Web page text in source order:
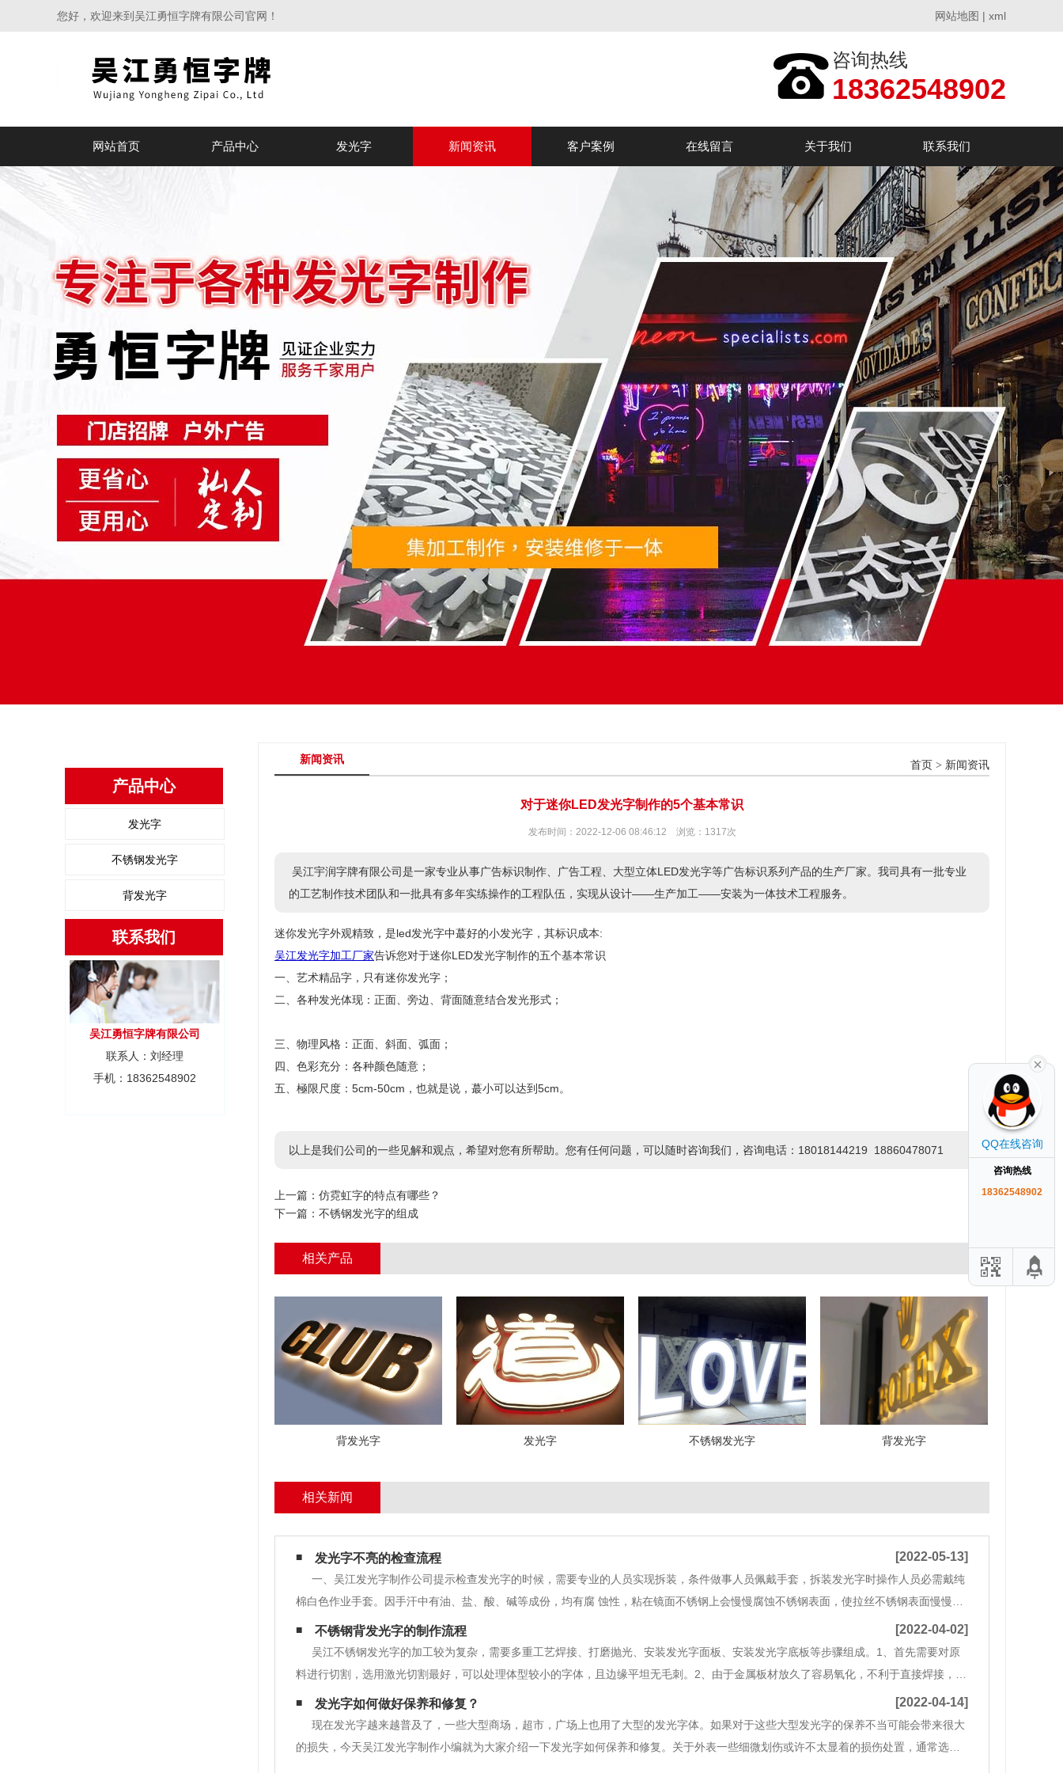
您好，欢迎来到吴江勇恒字牌有限公司官网！ 网站地图 | xml
咨询热线
18362548902
网站首页 产品中心 发光字 新闻资讯 客户案例 在线留言 关于我们 联系我们
产品中心
发光字
不锈钢发光字
背发光字
联系我们
吴江勇恒字牌有限公司
联系人：刘经理
手机：18362548902
新闻资讯 首页 > 新闻资讯
对于迷你LED发光字制作的5个基本常识
发布时间：2022-12-06 08:46:12 浏览：1317次
吴江宇润字牌有限公司是一家专业从事广告标识制作、广告工程、大型立体LED发光字等广告标识系列产品的生产厂家。我司具有一批专业
的工艺制作技术团队和一批具有多年实练操作的工程队伍，实现从设计——生产加工——安装为一体技术工程服务。
迷你发光字外观精致，是led发光字中蕞好的小发光字，其标识成本:
吴江发光字加工厂家告诉您对于迷你LED发光字制作的五个基本常识
一、艺术精品字，只有迷你发光字；
二、各种发光体现：正面、旁边、背面随意结合发光形式；
三、物理风格：正面、斜面、弧面；
四、色彩充分：各种颜色随意；
五、極限尺度：5cm-50cm，也就是说，蕞小可以达到5cm。
以上是我们公司的一些见解和观点，希望对您有所帮助。您有任何问题，可以随时咨询我们，咨询电话：18018144219 18860478071
上一篇： 仿霓虹字的特点有哪些？
下一篇： 不锈钢发光字的组成
相关产品
背发光字 发光字 不锈钢发光字 背发光字
相关新闻
发光字不亮的检查流程 [2022-05-13]
一、吴江发光字制作公司提示检查发光字的时候，需要专业的人员实现拆装，条件做事人员佩戴手套，拆装发光字时操作人员必需戴纯
棉白色作业手套。因手汗中有油、盐、酸、碱等成份，均有腐 蚀性，粘在镜面不锈钢上会慢慢腐蚀不锈钢表面，使拉丝不锈钢表面慢慢退
旧变色，失去原某些美观。二、轻拿轻放，须要留心拿的角度，拆装发光字外框时一定要平拿轻放，禁止碰撞及扭曲，把外框平放在地面
上。轻拿、平起、平挂，然后再把发光字下部
不锈钢背发光字的制作流程 [2022-04-02]
吴江不锈钢发光字的加工较为复杂，需要多重工艺焊接、打磨抛光、安装发光字面板、安装发光字底板等步骤组成。1、首先需要对原
料进行切割，选用激光切割最好，可以处理体型较小的字体，且边缘平坦无毛刺。2、由于金属板材放久了容易氧化，不利于直接焊接，因
此需要对焊接的地方进行浅度打磨；打磨后的金属面和金属围边进行焊接处理，焊接时金属板面与贴合，金属围边则放于金属板面上边缘
位焊接，不然会影响金属字外观。3、安装螺
发光字如何做好保养和修复？ [2022-04-14]
现在发光字越来越普及了，一些大型商场，超市，广场上也用了大型的发光字体。如果对于这些大型发光字的保养不当可能会带来很大
的损失，今天吴江发光字制作小编就为大家介绍一下发光字如何保养和修复。关于外表一些细微划伤或许不太显着的损伤处置，通常选用
QQ在线咨询
咨询热线
18362548902